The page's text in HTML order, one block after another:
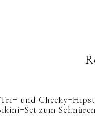
Tri- und Cheeky-
Set zum